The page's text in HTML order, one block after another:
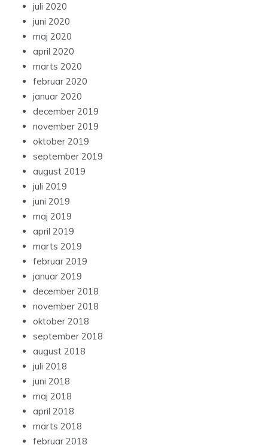
juli 2020
juni 2020
maj 2020
april 2020
marts 2020
februar 2020
januar 2020
december 2019
november 2019
oktober 2019
september 2019
august 2019
juli 2019
juni 2019
maj 2019
april 2019
marts 2019
februar 2019
januar 2019
december 2018
november 2018
oktober 2018
september 2018
august 2018
juli 2018
juni 2018
maj 2018
april 2018
marts 2018
februar 2018